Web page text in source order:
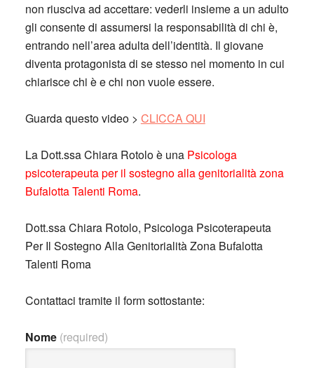
non riusciva ad accettare: vederli insieme a un adulto
gli consente di assumersi la responsabilità di chi è,
entrando nell’area adulta dell’identità. Il giovane
diventa protagonista di se stesso nel momento in cui
chiarisce chi è e chi non vuole essere.
Guarda questo video > CLICCA QUI
La Dott.ssa Chiara Rotolo è una Psicologa
psicoterapeuta per il sostegno alla genitorialità zona
Bufalotta Talenti Roma.
Dott.ssa Chiara Rotolo, Psicologa Psicoterapeuta
Per Il Sostegno Alla Genitorialità Zona Bufalotta
Talenti Roma
Contattaci tramite il form sottostante:
Nome (required)